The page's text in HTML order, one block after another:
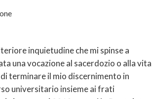
inquietudine che mi spinse a
una vocazione al sacerdozio o alla vita
terminare il mio discernimento in
universitario insieme ai frati